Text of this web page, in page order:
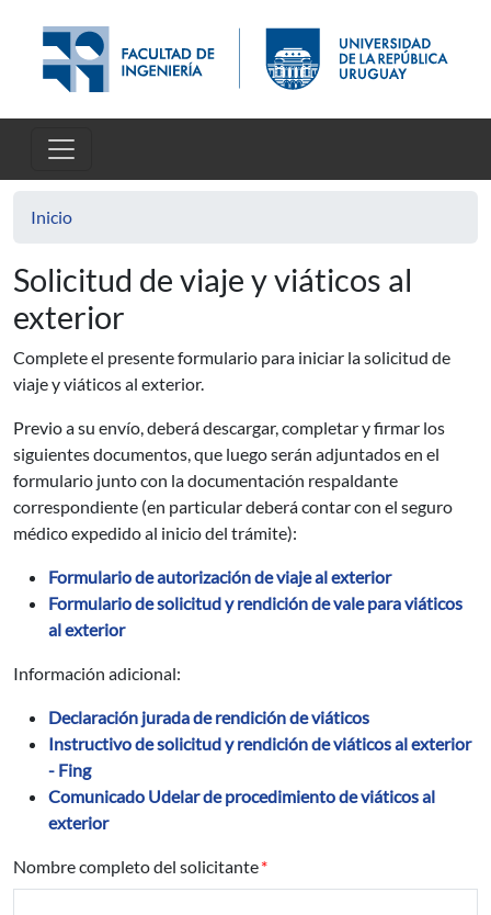
Inicio
Solicitud de viaje y viáticos al
exterior
Complete el presente formulario para iniciar la solicitud de
viaje y viáticos al exterior.
Previo a su envío, deberá descargar, completar y firmar los
siguientes documentos, que luego serán adjuntados en el
formulario junto con la documentación respaldante
correspondiente (en particular deberá contar con el seguro
médico expedido al inicio del trámite):
Formulario de autorización de viaje al exterior
Formulario de solicitud y rendición de vale para viáticos
al exterior
Información adicional:
Declaración jurada de rendición de viáticos
Instructivo de solicitud y rendición de viáticos al exterior
- Fing
Comunicado Udelar de procedimiento de viáticos al
exterior
Nombre completo del solicitante